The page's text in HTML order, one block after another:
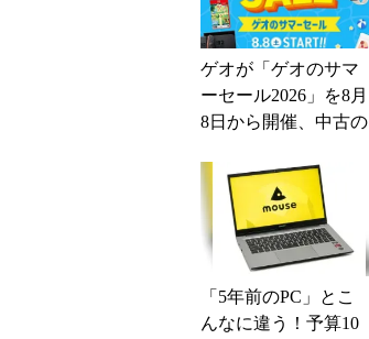
ゲオが「ゲオのサマ
ーセール2026」を8月
8日から開催、中古の
得に
「5年前のPC」とこ
んなに違う！予算10